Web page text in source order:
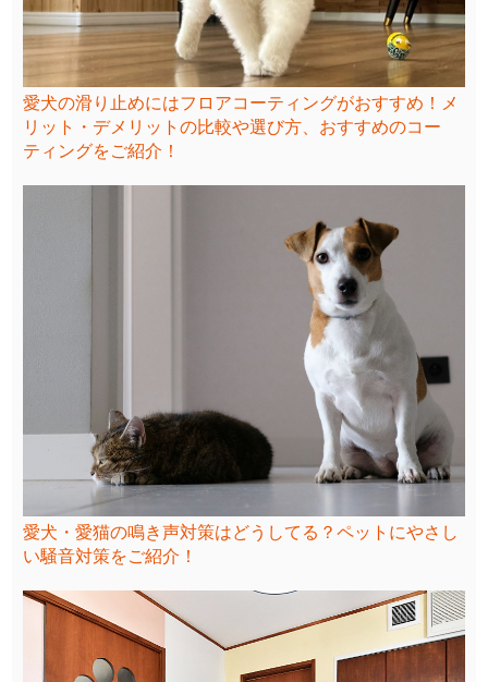
愛犬の滑り止めにはフロアコーティングがおすすめ！メ
リット・デメリットの比較や選び方、おすすめのコー
ティングをご紹介！
愛犬・愛猫の鳴き声対策はどうしてる？ペットにやさし
い騒音対策をご紹介！